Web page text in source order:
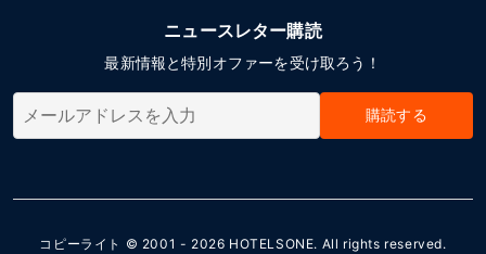
ニュースレター購読
最新情報と特別オファーを受け取ろう！
購読する
コピーライト © 2001 - 2026 HOTELSONE. All rights reserved.